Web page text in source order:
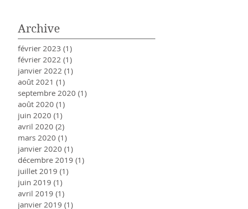
Archive
février 2023 (1)
février 2022 (1)
janvier 2022 (1)
août 2021 (1)
septembre 2020 (1)
août 2020 (1)
juin 2020 (1)
avril 2020 (2)
mars 2020 (1)
janvier 2020 (1)
décembre 2019 (1)
juillet 2019 (1)
juin 2019 (1)
avril 2019 (1)
janvier 2019 (1)